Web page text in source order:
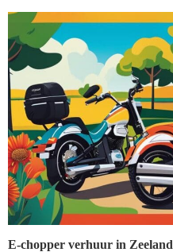
E-chopper verhuur in Zeeland